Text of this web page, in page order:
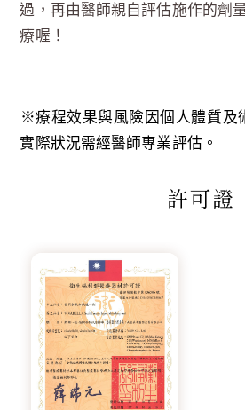
過，再由醫師親自評估施作的劑
療喔！
※療程效果與風險因個人體質及
實際狀況需經醫師專業評估。
許可證